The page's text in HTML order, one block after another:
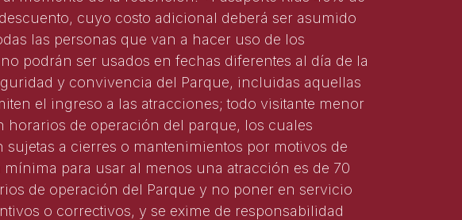
cuyo costo adicional deberá ser asumido
las personas que van a hacer uso de los
podrán ser usados en fechas diferentes al día de la
y convivencia del Parque, incluidas aquellas
el ingreso a las atracciones; todo visitante menor
horarios de operación del parque, los cuales
sujetas a cierres o mantenimientos por motivos de
para usar al menos una atracción es de 70
de operación del Parque y no poner en servicio
o correctivos, y se exime de responsabilidad